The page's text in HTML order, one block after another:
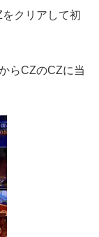
クリアして初
らCZのCZに当